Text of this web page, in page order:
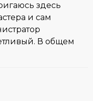
здесь
и сам
В общем